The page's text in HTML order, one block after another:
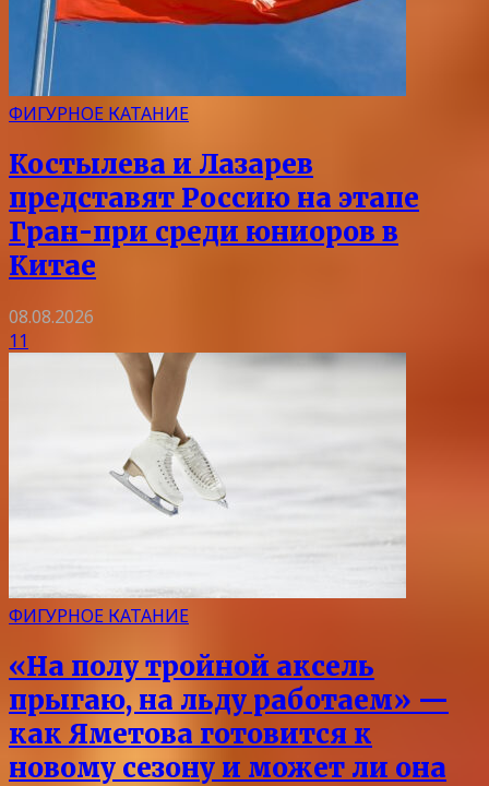
ФИГУРНОЕ КАТАНИЕ
Костылева и Лазарев
представят Россию на этапе
Гран-при среди юниоров в
Китае
08.08.2026
11
ФИГУРНОЕ КАТАНИЕ
«На полу тройной аксель
прыгаю, на льду работаем» —
как Яметова готовится к
новому сезону и может ли она